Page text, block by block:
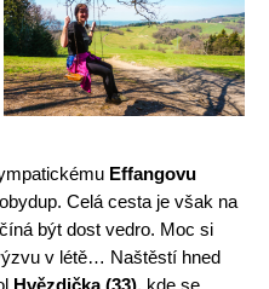
Effangovu
Celá cesta je však na
být dost vedro. Moc si
v létě… Naštěstí hned
Hvězdička (33), kde se